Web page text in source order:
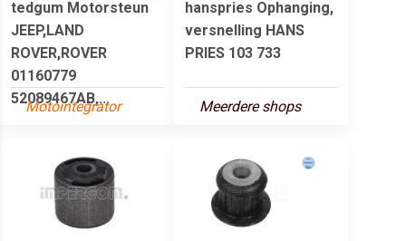
tedgum Motorsteun
JEEP,LAND
ROVER,ROVER
01160779
52089467AB,...
Motointegrator
hanspries Ophanging,
versnelling HANS
PRIES 103 733
Meerdere shops